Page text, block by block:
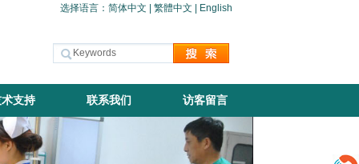
选择语言： 简体中文 繁體中文 English
支持 联系我们 访客留言